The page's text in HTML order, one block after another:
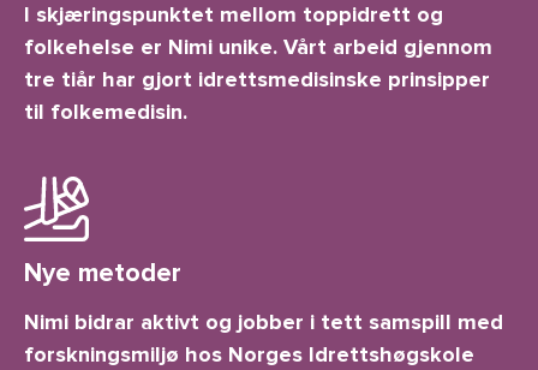
I skjæringspunktet mellom toppidrett og
folkehelse er Nimi unike. Vårt arbeid gjennom
tre tiår har gjort idrettsmedisinske prinsipper
til folkemedisin.
Nye metoder
Nimi bidrar aktivt og jobber i tett samspill med
forskningsmiljø hos Norges Idrettshøgskole